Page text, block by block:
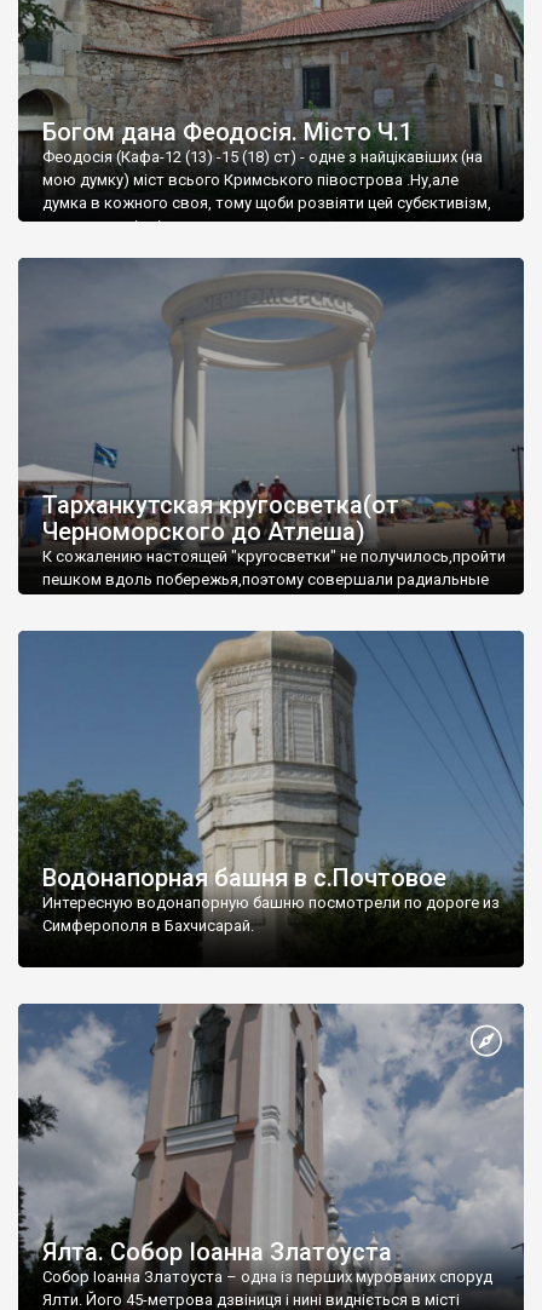
Богом дана Феодосія. Місто Ч.1
Феодосія (Кафа-12 (13) -15 (18) ст) - одне з найцікавіших (на
мою думку) міст всього Кримського півострова .Ну,але
думка в кожного своя, тому щоби розвіяти цей субєктивізм,
запрошую відвідати це
Тарханкутская кругосветка(от
Черноморского до Атлеша)
К сожалению настоящей "кругосветки" не получилось,пройти
пешком вдоль побережья,поэтому совершали радиальные
Водонапорная башня в с.Почтовое
Интересную водонапорную башню посмотрели по дороге из
Симферополя в Бахчисарай.
Ялта. Собор Іоанна Златоуста
Собор Іоанна Златоуста – одна із перших мурованих споруд
Ялти. Його 45-метрова дзвіниця і нині видніється в місті